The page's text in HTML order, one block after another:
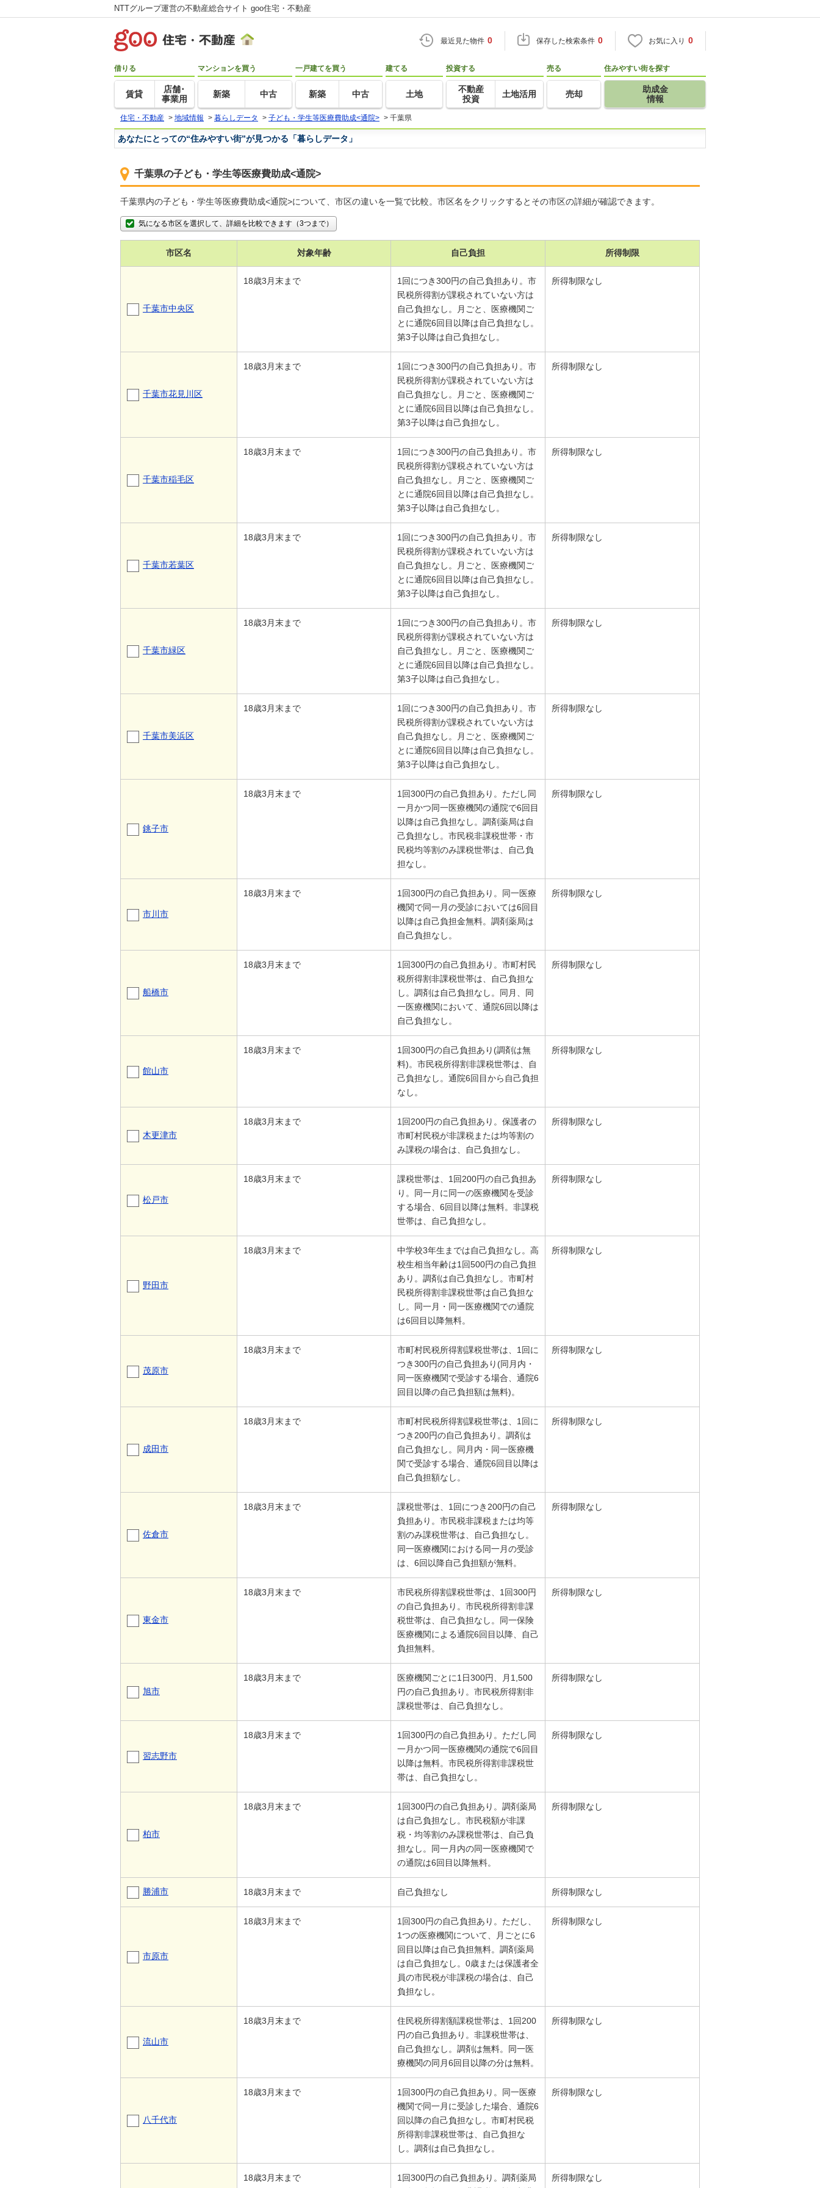
NTTグループ運営の不動産総合サイト goo住宅・不動産
最近見た物件 0 保存した検索条件 0 お気に入り 0
借りる
賃貸
店舗･
事業用
マンションを買う
新築 中古
一戸建てを買う
新築 中古
建てる
土地
投資する
不動産
投資
土地活用
売る
売却
住みやすい街を探す
助成金
情報
住宅・不動産 > 地域情報 > 暮らしデータ > 子ども・学生等医療費助成<通院> > 千葉県
あなたにとっての“住みやすい街”が見つかる「暮らしデータ」
千葉県の子ども・学生等医療費助成<通院>
千葉県内の子ども・学生等医療費助成<通院>について、市区の違いを一覧で比較。市区名をクリックするとその市区の詳細が確認できます。
気になる市区を選択して、詳細を比較できます（3つまで）
市区名 対象年齢 自己負担 所得制限
千葉市中央区
18歳3月末まで
1回につき300円の自己負担あり。市
民税所得割が課税されていない方は
自己負担なし。月ごと、医療機関ご
とに通院6回目以降は自己負担なし。
第3子以降は自己負担なし。
所得制限なし
千葉市花見川区
18歳3月末まで
1回につき300円の自己負担あり。市
民税所得割が課税されていない方は
自己負担なし。月ごと、医療機関ご
とに通院6回目以降は自己負担なし。
第3子以降は自己負担なし。
所得制限なし
千葉市稲毛区
18歳3月末まで
1回につき300円の自己負担あり。市
民税所得割が課税されていない方は
自己負担なし。月ごと、医療機関ご
とに通院6回目以降は自己負担なし。
第3子以降は自己負担なし。
所得制限なし
千葉市若葉区
18歳3月末まで
1回につき300円の自己負担あり。市
民税所得割が課税されていない方は
自己負担なし。月ごと、医療機関ご
とに通院6回目以降は自己負担なし。
第3子以降は自己負担なし。
所得制限なし
千葉市緑区
18歳3月末まで
1回につき300円の自己負担あり。市
民税所得割が課税されていない方は
自己負担なし。月ごと、医療機関ご
とに通院6回目以降は自己負担なし。
第3子以降は自己負担なし。
所得制限なし
千葉市美浜区
18歳3月末まで
1回につき300円の自己負担あり。市
民税所得割が課税されていない方は
自己負担なし。月ごと、医療機関ご
とに通院6回目以降は自己負担なし。
第3子以降は自己負担なし。
所得制限なし
銚子市
18歳3月末まで
1回300円の自己負担あり。ただし同
一月かつ同一医療機関の通院で6回目
以降は自己負担なし。調剤薬局は自
己負担なし。市民税非課税世帯・市
民税均等割のみ課税世帯は、自己負
担なし。
所得制限なし
市川市
18歳3月末まで
1回300円の自己負担あり。同一医療
機関で同一月の受診においては6回目
以降は自己負担金無料。調剤薬局は
自己負担なし。
所得制限なし
船橋市
18歳3月末まで
1回300円の自己負担あり。市町村民
税所得割非課税世帯は、自己負担な
し。調剤は自己負担なし。同月、同
一医療機関において、通院6回以降は
自己負担なし。
所得制限なし
館山市
18歳3月末まで
1回300円の自己負担あり(調剤は無
料)。市民税所得割非課税世帯は、自
己負担なし。通院6回目から自己負担
なし。
所得制限なし
木更津市
18歳3月末まで
1回200円の自己負担あり。保護者の
市町村民税が非課税または均等割の
み課税の場合は、自己負担なし。
所得制限なし
松戸市
18歳3月末まで
課税世帯は、1回200円の自己負担あ
り。同一月に同一の医療機関を受診
する場合、6回目以降は無料。非課税
世帯は、自己負担なし。
所得制限なし
野田市
18歳3月末まで
中学校3年生までは自己負担なし。高
校生相当年齢は1回500円の自己負担
あり。調剤は自己負担なし。市町村
民税所得割非課税世帯は自己負担な
し。同一月・同一医療機関での通院
は6回目以降無料。
所得制限なし
茂原市
18歳3月末まで
市町村民税所得割課税世帯は、1回に
つき300円の自己負担あり(同月内・
同一医療機関で受診する場合、通院6
回目以降の自己負担額は無料)。
所得制限なし
成田市
18歳3月末まで
市町村民税所得割課税世帯は、1回に
つき200円の自己負担あり。調剤は
自己負担なし。同月内・同一医療機
関で受診する場合、通院6回目以降は
自己負担額なし。
所得制限なし
佐倉市
18歳3月末まで
課税世帯は、1回につき200円の自己
負担あり。市民税非課税または均等
割のみ課税世帯は、自己負担なし。
同一医療機関における同一月の受診
は、6回以降自己負担額が無料。
所得制限なし
東金市
18歳3月末まで
市民税所得割課税世帯は、1回300円
の自己負担あり。市民税所得割非課
税世帯は、自己負担なし。同一保険
医療機関による通院6回目以降、自己
負担無料。
所得制限なし
旭市
18歳3月末まで
医療機関ごとに1日300円、月1,500
円の自己負担あり。市民税所得割非
課税世帯は、自己負担なし。
所得制限なし
習志野市
18歳3月末まで
1回300円の自己負担あり。ただし同
一月かつ同一医療機関の通院で6回目
以降は無料。市民税所得割非課税世
帯は、自己負担なし。
所得制限なし
柏市
18歳3月末まで
1回300円の自己負担あり。調剤薬局
は自己負担なし。市民税額が非課
税・均等割のみ課税世帯は、自己負
担なし。同一月内の同一医療機関で
の通院は6回目以降無料。
所得制限なし
勝浦市 18歳3月末まで 自己負担なし 所得制限なし
市原市
18歳3月末まで
1回300円の自己負担あり。ただし、
1つの医療機関について、月ごとに6
回目以降は自己負担無料。調剤薬局
は自己負担なし。0歳または保護者全
員の市民税が非課税の場合は、自己
負担なし。
所得制限なし
流山市
18歳3月末まで
住民税所得割額課税世帯は、1回200
円の自己負担あり。非課税世帯は、
自己負担なし。調剤は無料。同一医
療機関の同月6回目以降の分は無料。
所得制限なし
八千代市
18歳3月末まで
1回300円の自己負担あり。同一医療
機関で同一月に受診した場合、通院6
回以降の自己負担なし。市町村民税
所得割非課税世帯は、自己負担な
し。調剤は自己負担なし。
所得制限なし
18歳3月末まで
1回300円の自己負担あり。調剤薬局
所得制限なし